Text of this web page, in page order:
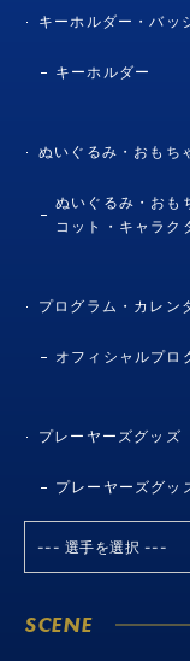
キーホルダー・バッ
キーホルダー
ぬいぐるみ・おもち
ぬいぐるみ・おも
コット・キャラク
プログラム・カレン
オフィシャルプロ
プレーヤーズグッズ
プレーヤーズグッ
SCENE